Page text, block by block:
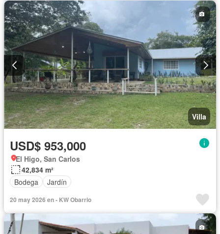
Villa
USD$ 953,000
El Higo, San Carlos
42,834 m²
Bodega
Jardín
20 may 2026 en - KW Obarrio